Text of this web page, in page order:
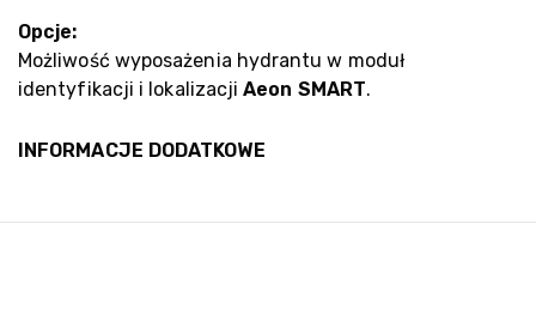
Opcje:
Możliwość wyposażenia hydrantu w moduł
identyfikacji i lokalizacjiAeon SMART.
INFORMACJE DODATKOWE